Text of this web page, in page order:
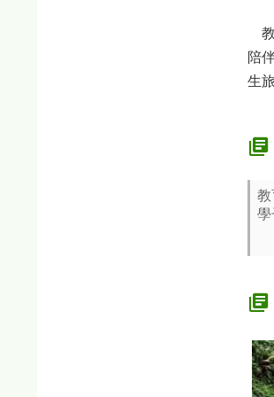
教
陪
生
教
學